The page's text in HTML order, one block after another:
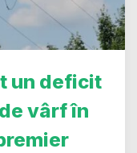
un deficit
vârf în